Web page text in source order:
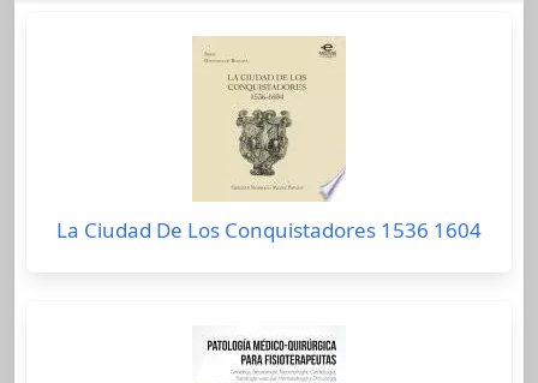
La Ciudad De Los Conquistadores 1536 1604